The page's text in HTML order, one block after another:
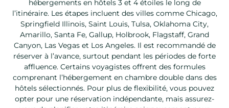
hébergements en hôtels 3 et 4 étoiles le long de
l’itinéraire. Les étapes incluent des villes comme Chicago,
Springfield Illinois, Saint Louis, Tulsa, Oklahoma City,
Amarillo, Santa Fe, Gallup, Holbrook, Flagstaff, Grand
Canyon, Las Vegas et Los Angeles. Il est recommandé de
réserver à l’avance, surtout pendant les périodes de forte
affluence. Certains voyagistes offrent des formules
comprenant l’hébergement en chambre double dans des
hôtels sélectionnés. Pour plus de flexibilité, vous pouvez
opter pour une réservation indépendante, mais assurez-